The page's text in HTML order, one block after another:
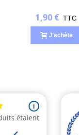
1,90 € TTC
J'achète